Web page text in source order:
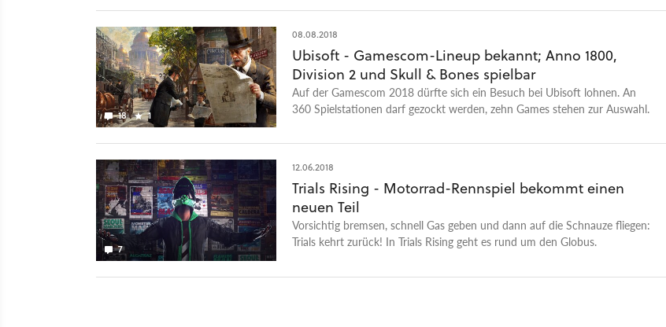
18 1
08.08.2018
Ubisoft - Gamescom-Lineup bekannt; Anno 1800,
Division 2 und Skull & Bones spielbar
Auf der Gamescom 2018 dürfte sich ein Besuch bei Ubisoft lohnen. An
360 Spielstationen darf gezockt werden, zehn Games stehen zur Auswahl.
7
12.06.2018
Trials Rising - Motorrad-Rennspiel bekommt einen
neuen Teil
Vorsichtig bremsen, schnell Gas geben und dann auf die Schnauze fliegen:
Trials kehrt zurück! In Trials Rising geht es rund um den Globus.